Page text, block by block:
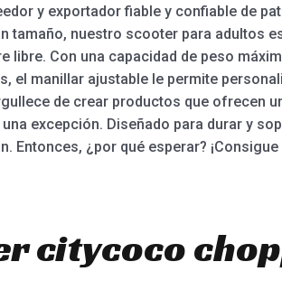
y exportador fiable y confiable de
tamaño, nuestro scooter para adultos
Con una capacidad de peso
el manillar ajustable le permite
de crear productos que ofrecen
excepción. Diseñado para durar y
¿por qué esperar?
citycoco